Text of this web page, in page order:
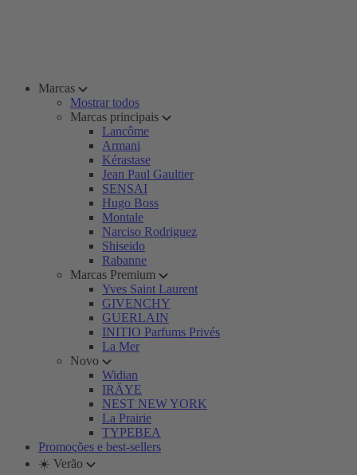
Marcas
Mostrar todos
Marcas principais
Lancôme
Armani
Kérastase
Jean Paul Gaultier
SENSAI
Hugo Boss
Montale
Narciso Rodriguez
Shiseido
Rabanne
Marcas Premium
Yves Saint Laurent
GIVENCHY
GUERLAIN
INITIO Parfums Privés
La Mer
Novo
Widian
IRÄYE
NEST NEW YORK
La Prairie
TYPEBEA
Promoções e best-sellers
☀️ Verão